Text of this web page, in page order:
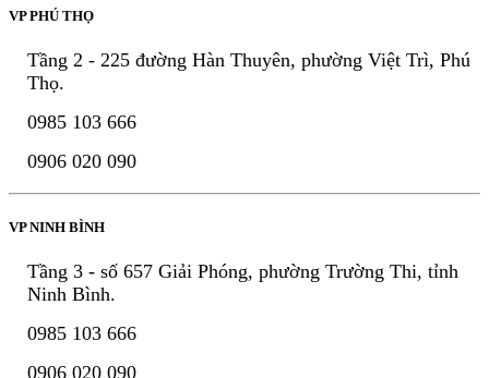
VP PHÚ THỌ
Tầng 2 - 225 đường Hàn Thuyên, phường Việt Trì, Phú
Thọ.
0985 103 666
0906 020 090
VP NINH BÌNH
Tầng 3 - số 657 Giải Phóng, phường Trường Thi, tỉnh
Ninh Bình.
0985 103 666
0906 020 090